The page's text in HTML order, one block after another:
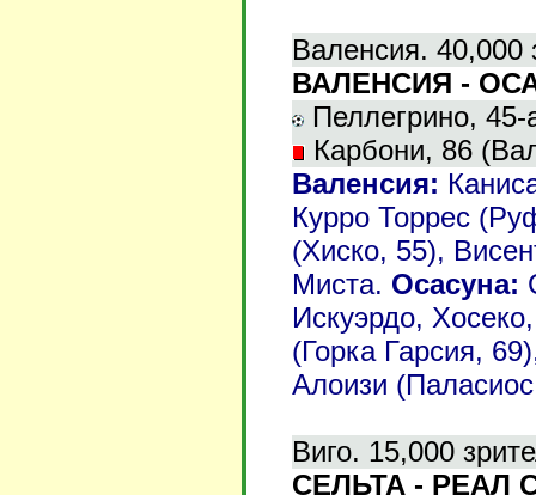
Валенсия. 40,000
ВАЛЕНСИЯ -
Пеллегрино, 45-
Карбони, 86
Валенсия:
Курро Торрес
(Хиско, 55),
Миста. Осасуна:
Искуэрдо,
(Горка Гарсия,
Алоизи
Виго. 15,000
СЕЛЬТА - РЕАЛ